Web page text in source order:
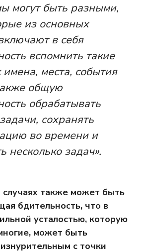
могут быть разными,
из основных
в себя
вспомнить такие
места, события
общую
обрабатывать
сохранять
во времени и
несколько задач».
случаях также может быть
бдительность, что в
усталостью, которую
может быть
с точки